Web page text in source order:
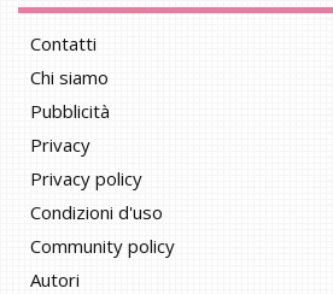
Contatti
Chi siamo
Pubblicità
Privacy
Privacy policy
Condizioni d'uso
Community policy
Autori